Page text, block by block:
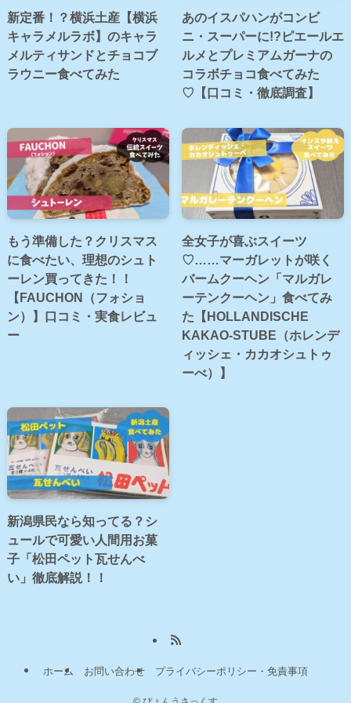
新定番！？横浜土産【横浜
キャラメルラボ】のキャラ
メルティサンドとチョコブ
ラウニー食べてみた
あのイスパハンがコンビ
ニ・スーパーに!?ピエールエ
ルメとプレミアムガーナの
コラボチョコ食べてみた
♡【口コミ・徹底調査】
もう準備した？クリスマス
に食べたい、理想のシュト
ーレン買ってきた！！
【FAUCHON（フォショ
ン）】口コミ・実食レビュ
ー
全女子が喜ぶスイーツ
♡……マーガレットが咲く
バームクーヘン「マルガレ
ーテンクーヘン」食べてみ
た【HOLLANDISCHE
KAKAO-STUBE（ホレンデ
ィッシェ・カカオシュトゥ
ーべ）】
新潟県民なら知ってる？シ
ュールで可愛い人間用お菓
子「松田ペット瓦せんべ
い」徹底解説！！
ホーム お問い合わせ プライバシーポリシー・免責事項